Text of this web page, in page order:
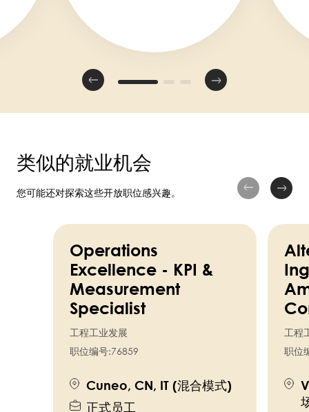
类似的就业机会
您可能还对探索这些开放职位感兴趣。
Operations
Excellence - KPI &
Measurement
Specialist
工程工业发展
职位编号:76859
Cuneo, CN, IT (混合模式)
正式员工
工程
职位